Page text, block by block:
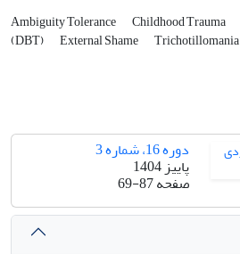
Ambiguity Tolerance Childhood Trauma
(DBT) External Shame Trichotillomania
دوره 16، شماره 3
پاییز 1404
صفحه69-87